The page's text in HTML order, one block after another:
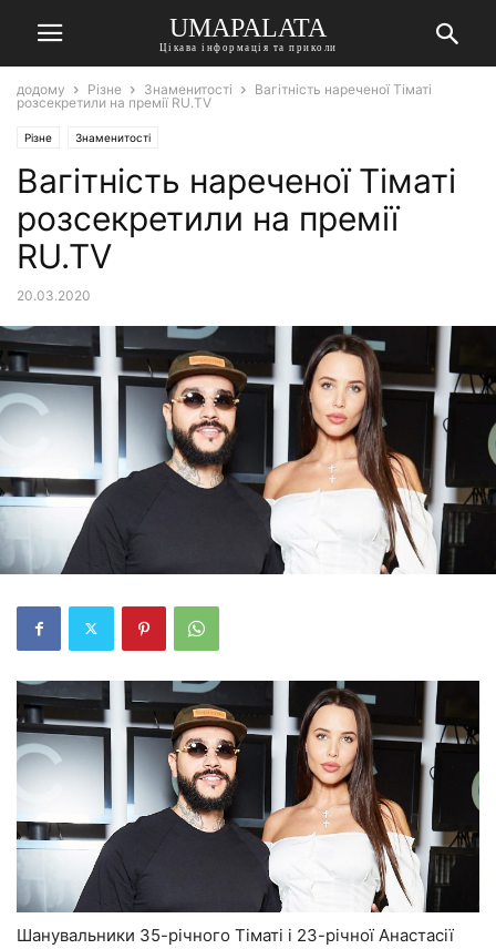
UMAPALATA
Цікава інформація та приколи
додому Різне Знаменитості
Вагітність нареченої Тіматі
розсекретили на премії RU.TV
Різне Знаменитості
Вагітність нареченої Тіматі
розсекретили на премії
RU.TV
20.03.2020
Шанувальники 35-річного Тіматі і 23-річної Анастасії